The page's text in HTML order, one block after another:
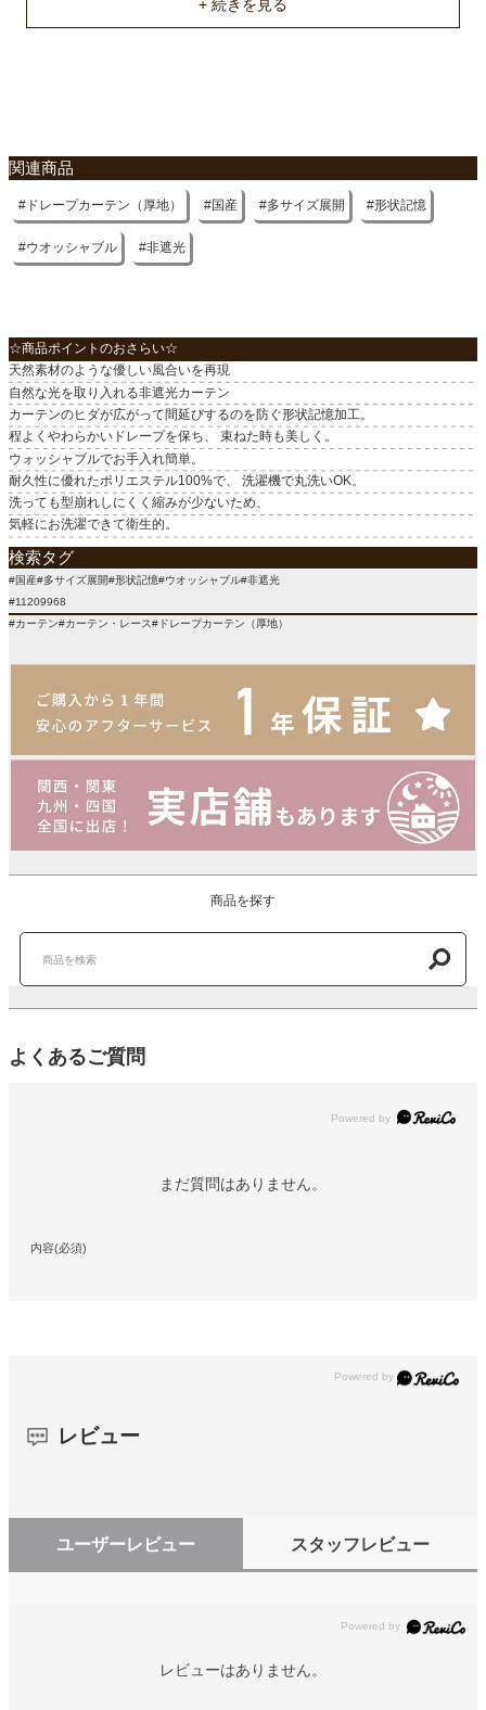
15.0cm
1枚（両開きの場合は２個でご注文下さい）
付属
共布タッセル1枚
関連商品
ドレープカーテン（厚地） 国産 多サイズ展開 形状記憶
ウオッシャブル 非遮光
☆商品ポイントのおさらい☆
天然素材のような優しい風合いを再現
自然な光を取り入れる非遮光カーテン
カーテンのヒダが広がって間延びするのを防ぐ形状記憶加工。
程よくやわらかいドレープを保ち、 束ねた時も美しく。
ウォッシャブルでお手入れ簡単。
耐久性に優れたポリエステル100%で、 洗濯機で丸洗いOK。
洗っても型崩れしにくく縮みが少ないため、
気軽にお洗濯できて衛生的。
検索タグ
#国産#多サイズ展開#形状記憶#ウオッシャブル#非遮光
#11209968
#カーテン#カーテン・レース#ドレープカーテン（厚地）
商品を探す
よくあるご質問
Powered by
まだ質問はありません。
内容(必須)
レビュー
ユーザーレビュー スタッフレビュー
レビューはありません。